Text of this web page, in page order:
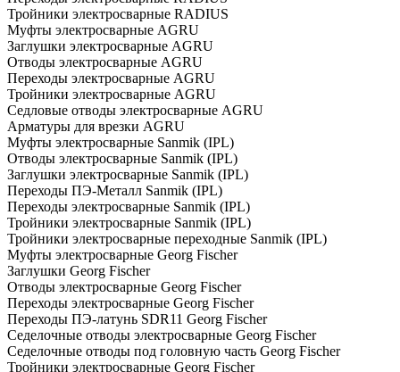
Тройники электросварные RADIUS
Муфты электросварные AGRU
Заглушки электросварные AGRU
Отводы электросварные AGRU
Переходы электросварные AGRU
Тройники электросварные AGRU
Седловые отводы электросварные AGRU
Арматуры для врезки AGRU
Муфты электросварные Sanmik (IPL)
Отводы электросварные Sanmik (IPL)
Заглушки электросварные Sanmik (IPL)
Переходы ПЭ-Металл Sanmik (IPL)
Переходы электросварные Sanmik (IPL)
Тройники электросварные Sanmik (IPL)
Тройники электросварные переходные Sanmik (IPL)
Муфты электросварные Georg Fischer
Заглушки Georg Fischer
Отводы электросварные Georg Fischer
Переходы электросварные Georg Fischer
Переходы ПЭ-латунь SDR11 Georg Fischer
Седелочные отводы электросварные Georg Fischer
Седелочные отводы под головную часть Georg Fischer
Тройники электросварные Georg Fischer